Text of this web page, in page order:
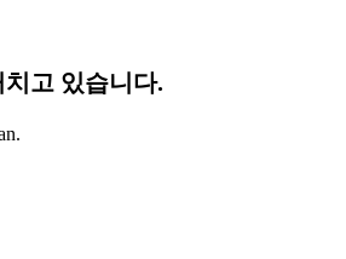
고 있습니다.